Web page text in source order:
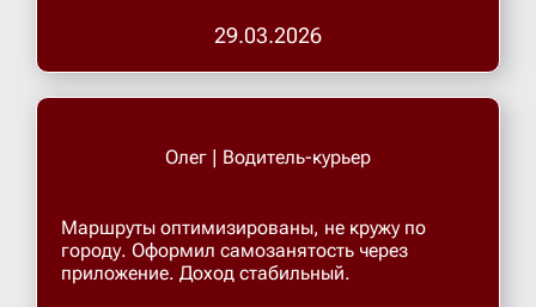
29.03.2026
Олег | Водитель-курьер
Маршруты оптимизированы, не кружу по
городу. Оформил самозанятость через
приложение. Доход стабильный.